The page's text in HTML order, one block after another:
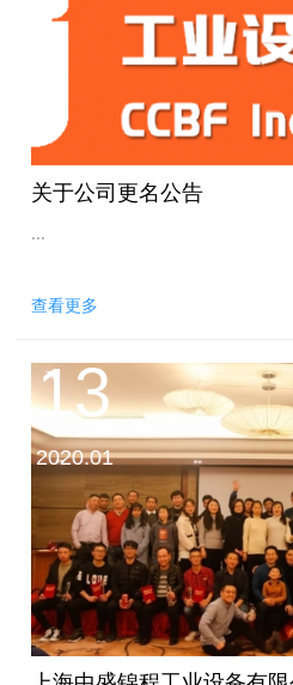
关于公司更名公告
...
查看更多
13
2020.01